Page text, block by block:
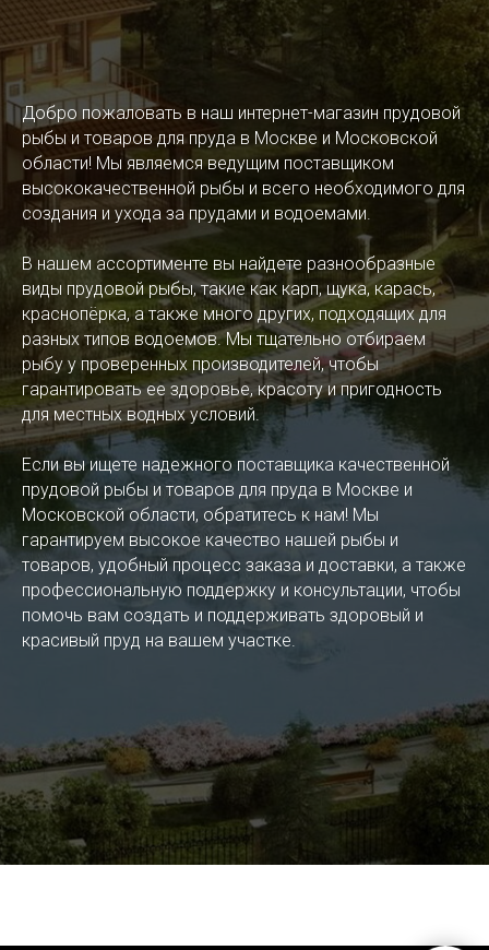
Добро пожаловать в наш интернет-магазин прудовой
рыбы и товаров для пруда в Москве и Московской
области! Мы являемся ведущим поставщиком
высококачественной рыбы и всего необходимого для
создания и ухода за прудами и водоемами.
В нашем ассортименте вы найдете разнообразные
виды прудовой рыбы, такие как карп, щука, карась,
краснопёрка, а также много других, подходящих для
разных типов водоемов. Мы тщательно отбираем
рыбу у проверенных производителей, чтобы
гарантировать ее здоровье, красоту и пригодность
для местных водных условий.
Если вы ищете надежного поставщика качественной
прудовой рыбы и товаров для пруда в Москве и
Московской области, обратитесь к нам! Мы
гарантируем высокое качество нашей рыбы и
товаров, удобный процесс заказа и доставки, а также
профессиональную поддержку и консультации, чтобы
помочь вам создать и поддерживать здоровый и
красивый пруд на вашем участке.